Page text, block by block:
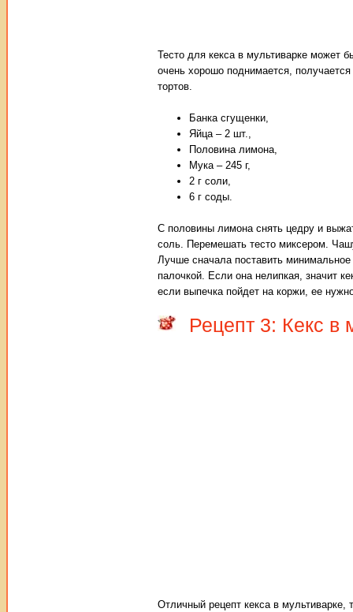
Тесто для кекса в мультиварке может
очень хорошо поднимается,
тортов.
Банка сгущенки,
Яйца – 2 шт.,
Половина лимона,
Мука – 245 г,
2 г соли,
6 г соды.
С половины лимона снять цедру и
соль. Перемешать тесто миксером.
Лучше сначала поставить
палочкой. Если она нелипкая, значит
если выпечка пойдет на коржи, ее
Рецепт 3: Кекс в
Отличный рецепт кекса в мультиварке,